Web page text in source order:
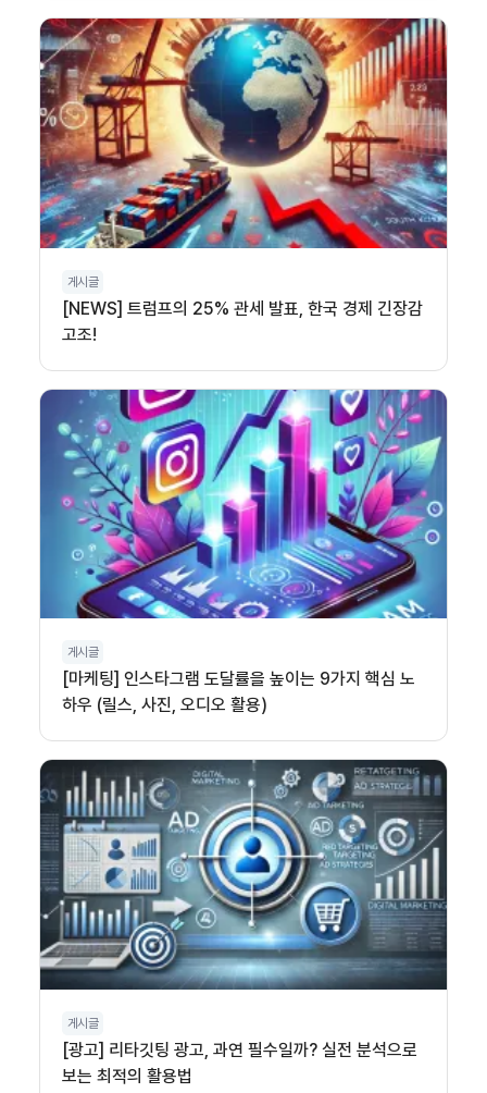
게시글
[NEWS] 트럼프의 25% 관세 발표, 한국 경제 긴장감
고조!
게시글
[마케팅] 인스타그램 도달률을 높이는 9가지 핵심 노
하우 (릴스, 사진, 오디오 활용)
게시글
[광고] 리타깃팅 광고, 과연 필수일까? 실전 분석으로
보는 최적의 활용법